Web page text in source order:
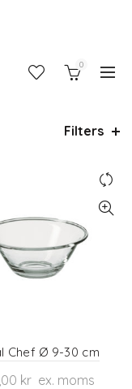
0
Filters
Chef Ø 9-30 cm
kr ex. moms